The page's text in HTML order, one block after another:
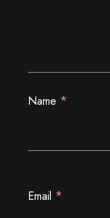
Name *
Email *